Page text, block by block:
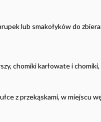
lub smakołyków do
chomiki karłowate i
z przekąskami, w miejscu